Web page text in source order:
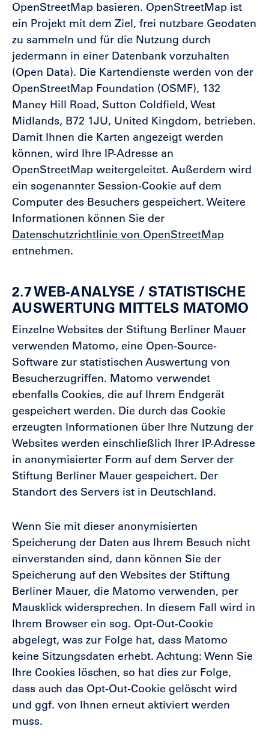
OpenStreetMap basieren. OpenStreetMap ist
ein Projekt mit dem Ziel, frei nutzbare Geodaten
zu sammeln und für die Nutzung durch
jedermann in einer Datenbank vorzuhalten
(Open Data). Die Kartendienste werden von der
OpenStreetMap Foundation (OSMF), 132
Maney Hill Road, Sutton Coldfield, West
Midlands, B72 1JU, United Kingdom, betrieben.
Damit Ihnen die Karten angezeigt werden
können, wird Ihre IP-Adresse an
OpenStreetMap weitergeleitet. Außerdem wird
ein sogenannter Session-Cookie auf dem
Computer des Besuchers gespeichert. Weitere
Informationen können Sie der
Datenschutzrichtlinie von OpenStreetMap
entnehmen.
2.7 WEB-ANALYSE / STATISTISCHE
AUSWERTUNG MITTELS MATOMO
Einzelne Websites der Stiftung Berliner Mauer
verwenden Matomo, eine Open-Source-
Software zur statistischen Auswertung von
Besucherzugriffen. Matomo verwendet
ebenfalls Cookies, die auf Ihrem Endgerät
gespeichert werden. Die durch das Cookie
erzeugten Informationen über Ihre Nutzung der
Websites werden einschließlich Ihrer IP-Adresse
in anonymisierter Form auf dem Server der
Stiftung Berliner Mauer gespeichert. Der
Standort des Servers ist in Deutschland.
Wenn Sie mit dieser anonymisierten
Speicherung der Daten aus Ihrem Besuch nicht
einverstanden sind, dann können Sie der
Speicherung auf den Websites der Stiftung
Berliner Mauer, die Matomo verwenden, per
Mausklick widersprechen. In diesem Fall wird in
Ihrem Browser ein sog. Opt-Out-Cookie
abgelegt, was zur Folge hat, dass Matomo
keine Sitzungsdaten erhebt. Achtung: Wenn Sie
Ihre Cookies löschen, so hat dies zur Folge,
dass auch das Opt-Out-Cookie gelöscht wird
und ggf. von Ihnen erneut aktiviert werden
muss.